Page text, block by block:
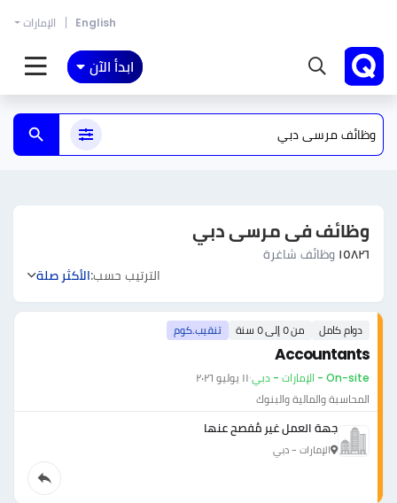
English الإمارات
ابدأ الآن
وظائف فى مرسى دبي
١٥٨٢٦ وظائف شاغرة
الترتيب حسب:الأكثر صلة
دوام كامل من ٥ إلى ٥ سنة تنقيب.كوم
Accountants
On-site - الإمارات - دبي ·١١ يوليو ٢٠٢٦
المحاسبة والمالية والبنوك
جهة العمل غير مُفصح عنها
الإمارات - دبي